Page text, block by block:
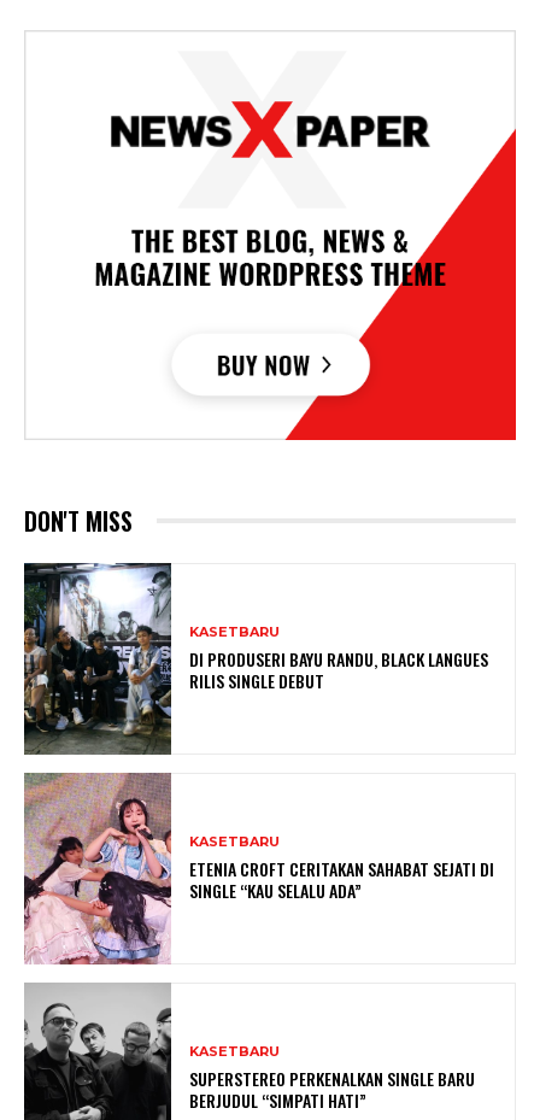
DON'T MISS
KASETBARU
DI PRODUSERI BAYU RANDU, BLACK LANGUES
RILIS SINGLE DEBUT
KASETBARU
ETENIA CROFT CERITAKAN SAHABAT SEJATI DI
SINGLE “KAU SELALU ADA”
KASETBARU
SUPERSTEREO PERKENALKAN SINGLE BARU
BERJUDUL “SIMPATI HATI”